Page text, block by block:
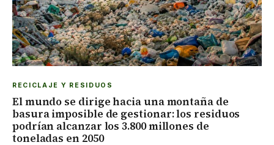
RECICLAJE Y RESIDUOS
El mundo se dirige hacia una montaña de
basura imposible de gestionar: los residuos
podrían alcanzar los 3.800 millones de
toneladas en 2050